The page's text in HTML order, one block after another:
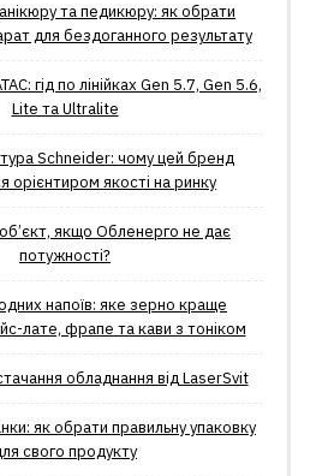
та педикюру: як обрати
для бездоганного результату
гід по лінійках Gen 5.7, Gen 5.6,
Lite та Ultralite
Schneider: чому цей бренд
орієнтиром якості на ринку
якщо Обленерго не дає
потужності?
напоїв: яке зерно краще
лате, фрапе та кави з тоніком
обладнання від LaserSvit
як обрати правильну упаковку
свого продукту